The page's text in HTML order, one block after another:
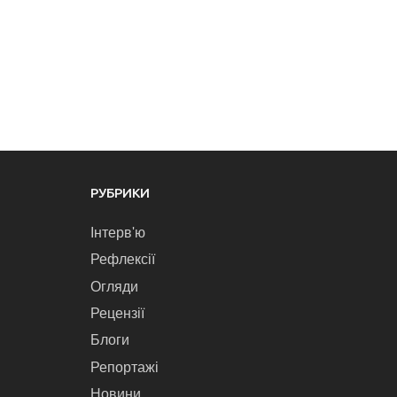
РУБРИКИ
Інтерв'ю
Рефлексії
Огляди
Рецензії
Блоги
Репортажі
Новини